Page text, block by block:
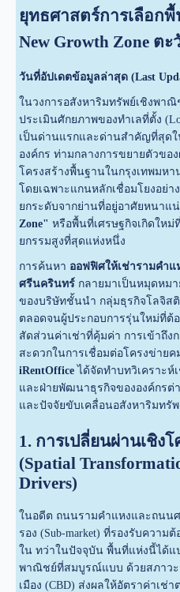
ยุทธศาสตร์การเลือก
New Growth Zone ต
วันที่อัปเดตข้อมูลล่าสุด (Last
ในวงการอสังหาริมทรัพย์เชิงพาณิช
ประเมินศักยภาพของทำเลที่ตั้ง
เป็นด่านแรกและด่านสำคัญที่สุดใ
องค์กร ท่ามกลางการขยายตัวขอ
โครงสร้างพื้นฐานในกรุงเทพมห
โดยเฉพาะแกนหลักเชื่อมโยงอย่าง
ยกระดับจากย่านที่อยู่อาศัยหนาแ
Zone" หรือพื้นที่เศรษฐกิจเกิดให
ยกรรมสูงที่สุดแห่งหนึ่ง
การค้นหา ออฟฟิศให้เช่ารามคำแ
ศรีนครินทร์ กลายมาเป็นหมุดหมา
ของบริษัทชั้นนำ กลุ่มธุรกิจโลจิสติ
ตลอดจนผู้ประกอบการรุ่นใหม่ที่ต้อ
สัดส่วนค่าเช่าที่คุ้มค่า การเข้าถึง
สะดวกในการเชื่อมต่อโครงข่าย
iRentOffice ได้จัดทำบทวิเคราะห์
และฝ่ายพัฒนาธุรกิจขององค์กรต่
และปัจจัยขับเคลื่อนอสังหาริมท
1. การเปลี่ยนผ่านเชิง
(Spatial
Drivers)
ในอดีต ถนนรามคำแหงและถนน
รอง (Sub-market) ที่รองรับความ
ใน ทว่าในปัจจุบัน พื้นที่แห่งนี้ได้แ
พาณิชย์ที่สมบูรณ์แบบ ด้วยสภาวะ
เมือง (CBD) ส่งผลให้อัตราค่าเช่